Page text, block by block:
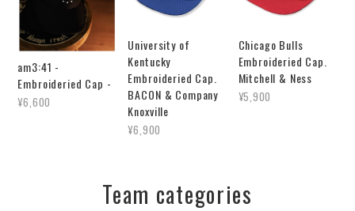
am3:41 -
Embroideried Cap -
¥6,600
University of
Kentucky
Embroideried Cap.
BACON & Company
Knoxville
¥6,900
Chicago Bulls
Embroideried Cap.
Mitchell & Ness
¥5,900
Team categories